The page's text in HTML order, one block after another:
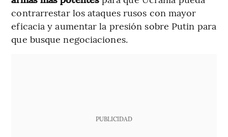
contrarrestar los ataques rusos con mayor
eficacia y aumentar la presión sobre Putin para
que busque negociaciones.
PUBLICIDAD